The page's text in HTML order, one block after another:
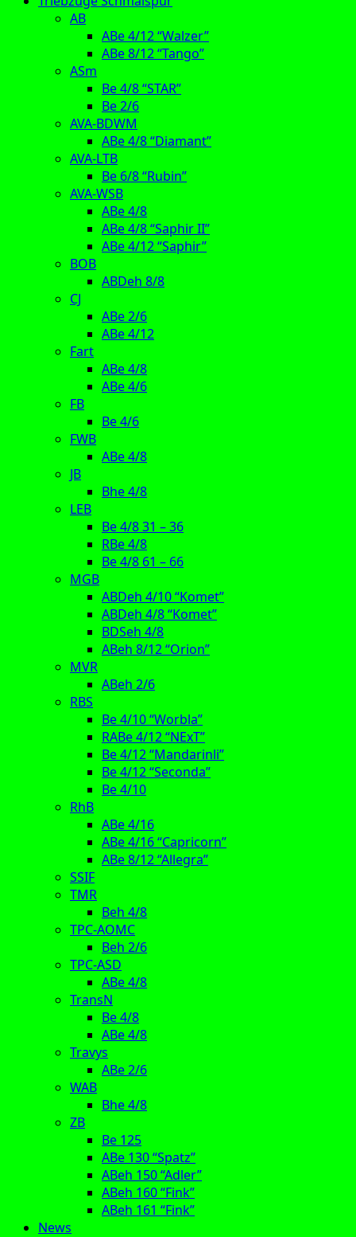
AB
ABe 4/12 “Walzer”
ABe 8/12 “Tango”
ASm
Be 4/8 “STAR”
Be 2/6
AVA-BDWM
ABe 4/8 “Diamant”
AVA-LTB
Be 6/8 “Rubin”
AVA-WSB
ABe 4/8
ABe 4/8 “Saphir II”
ABe 4/12 “Saphir”
BOB
ABDeh 8/8
CJ
ABe 2/6
ABe 4/12
Fart
ABe 4/8
ABe 4/6
FB
Be 4/6
FWB
ABe 4/8
JB
Bhe 4/8
LEB
Be 4/8 31 – 36
RBe 4/8
Be 4/8 61 – 66
MGB
ABDeh 4/10 “Komet”
ABDeh 4/8 “Komet”
BDSeh 4/8
ABeh 8/12 “Orion”
MVR
ABeh 2/6
RBS
Be 4/10 “Worbla”
RABe 4/12 “NExT”
Be 4/12 “Mandarinli”
Be 4/12 “Seconda”
Be 4/10
RhB
ABe 4/16
ABe 4/16 “Capricorn”
ABe 8/12 “Allegra”
SSIF
TMR
Beh 4/8
TPC-AOMC
Beh 2/6
TPC-ASD
ABe 4/8
TransN
Be 4/8
ABe 4/8
Travys
ABe 2/6
WAB
Bhe 4/8
ZB
Be 125
ABe 130 “Spatz”
ABeh 150 “Adler”
ABeh 160 “Fink”
ABeh 161 “Fink”
News